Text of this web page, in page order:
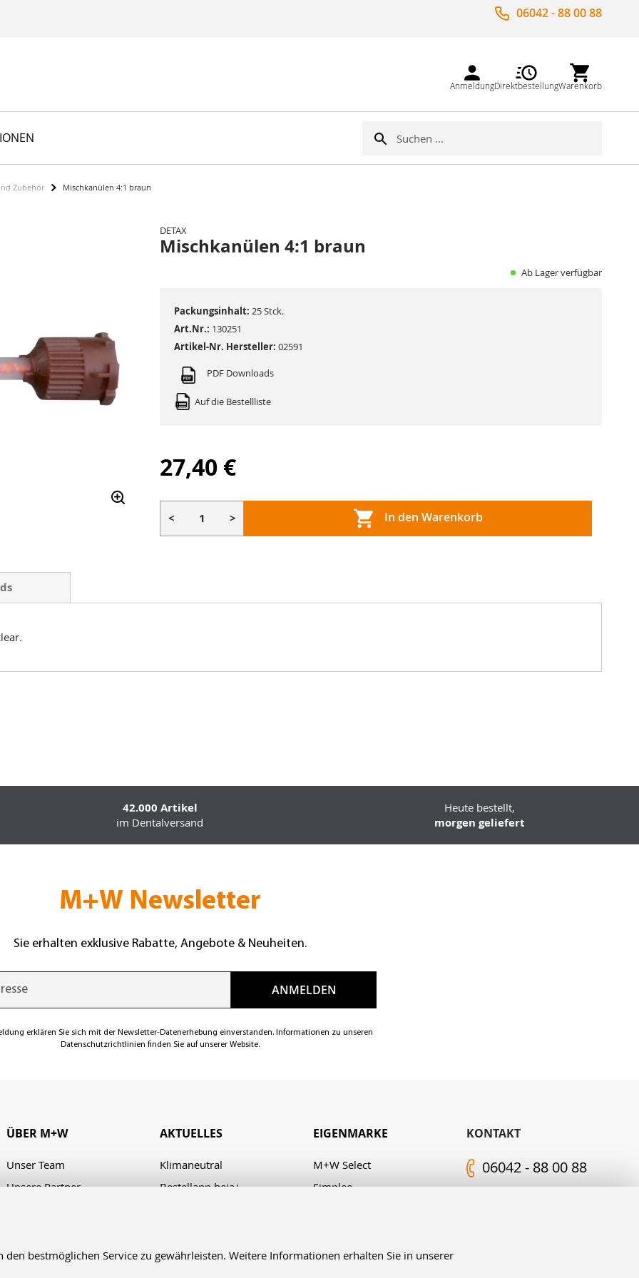
bestmöglichen Service zu gewährleisten. Weitere Informationen erhalten Sie in unserer
06042 - 88 00 88
AnmeldungDirektbestellungWarenkorb
Suche
Zubehör Mischkanülen 4:1 braun
DETAX
Mischkanülen 4:1 braun
Ab Lager verfügbar
PDF Downloads
Art.Nr.: 130251
Auf die Bestellliste
Artikel-Nr. Hersteller: 02591
Packungsinhalt: 25 Stck.
27,40 €
< > In den Warenkorb
42.000 Artikel
im Dentalversand
Heute bestellt,
morgen geliefert
M+W Newsletter
Sie erhalten exklusive Rabatte, Angebote & Neuheiten.
erklären Sie sich mit der Newsletter-Datenerhebung einverstanden. Informationen zu unseren
Datenschutzrichtlinien finden Sie auf unserer Website.
KONTAKT
06042 - 88 00 88
ÜBER M+W
Unser Team
Unsere Partner
Kontakt & Anfahrt
AKTUELLES
Klimaneutral
Bestellapp heja+
EIGENMARKE
M+W Select
Simplee